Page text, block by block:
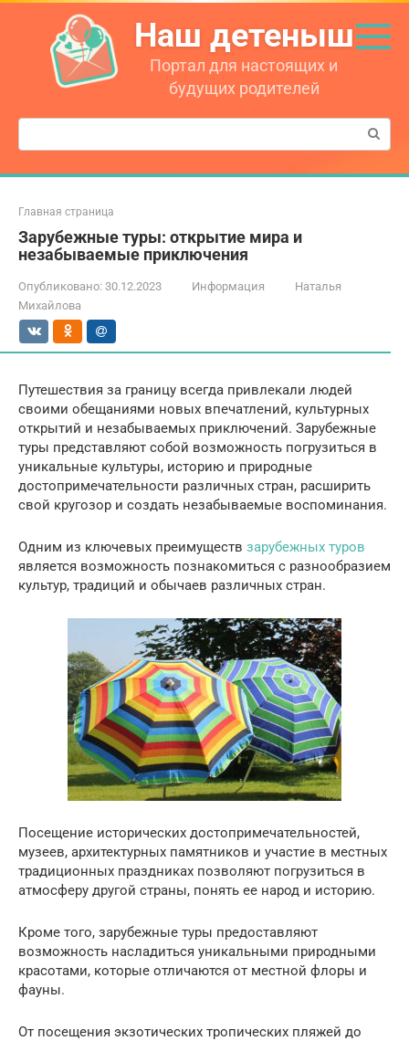
Перейти
контенту
Наш детеныш
Портал для настоящих и
будущих родителей
Поиск:
Главная страница
Зарубежные туры: открытие мира и
незабываемые приключения
Опубликовано: 30.12.2023 Информация
Наталья
Михайлова
Путешествия за границу всегда привлекали людей
своими обещаниями новых впечатлений, культурных
открытий и незабываемых приключений. Зарубежные
туры представляют собой возможность погрузиться в
уникальные культуры, историю и природные
достопримечательности различных стран, расширить
свой кругозор и создать незабываемые воспоминания.
Одним из ключевых преимуществ зарубежных туров
является возможность познакомиться с разнообразием
культур, традиций и обычаев различных стран.
Посещение исторических достопримечательностей,
музеев, архитектурных памятников и участие в местных
традиционных праздниках позволяют погрузиться в
атмосферу другой страны, понять ее народ и историю.
Кроме того, зарубежные туры предоставляют
возможность насладиться уникальными природными
красотами, которые отличаются от местной флоры и
фауны.
От посещения экзотических тропических пляжей до